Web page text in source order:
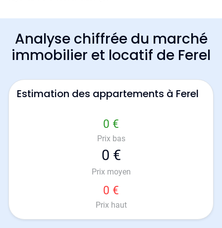
Analyse chiffrée du marché
immobilier et locatif de Ferel
Estimation des appartements à Ferel
0 €
Prix bas
0 €
Prix moyen
0 €
Prix haut